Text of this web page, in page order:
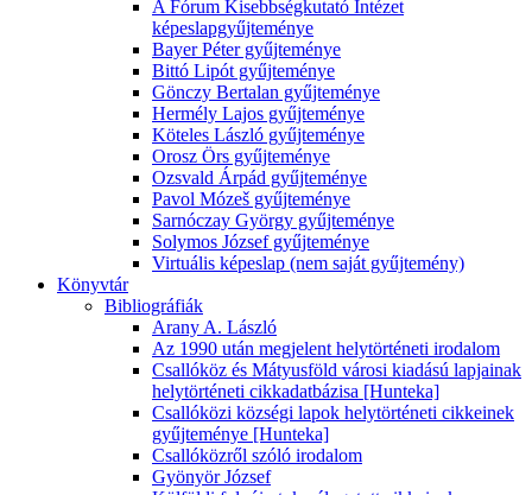
A Fórum Kisebbségkutató Intézet
képeslapgyűjteménye
Bayer Péter gyűjteménye
Bittó Lipót gyűjteménye
Gönczy Bertalan gyűjteménye
Hermély Lajos gyűjteménye
Köteles László gyűjteménye
Orosz Örs gyűjteménye
Ozsvald Árpád gyűjteménye
Pavol Mózeš gyűjteménye
Sarnóczay György gyűjteménye
Solymos József gyűjteménye
Virtuális képeslap (nem saját gyűjtemény)
Könyvtár
Bibliográfiák
Arany A. László
Az 1990 után megjelent helytörténeti irodalom
Csallóköz és Mátyusföld városi kiadású lapjainak
helytörténeti cikkadatbázisa [Hunteka]
Csallóközi községi lapok helytörténeti cikkeinek
gyűjteménye [Hunteka]
Csallóközről szóló irodalom
Gyönyör József